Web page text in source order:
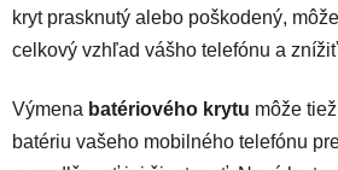
kryt prasknutý alebo poškodený,
celkový vzhľad vášho telefónu a
Výmena batériového krytu môže
batériu vašeho mobilného telefónu